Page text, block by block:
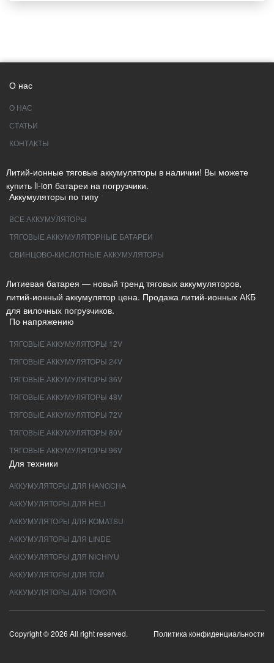
О нас
О НАС
СТАТЬИ
КОНТАКТЫ
Литий-ионные тяговые аккумуляторы в наличии! Вы можете
купить li-ion батареи на погрузчики.
Аккумуляторы по типу
ВСЕ АККУМУЛЯТОРЫ
ТЯГОВЫЕ АККУМУЛЯТОРНЫЕ БАТАРЕИ
СВИНЦОВО-КИСЛОТНЫЕ АККУМУЛЯТОРЫ
Литиевая батарея — новый тренд тяговых аккумуляторов,
литий-ионный аккумулятор цена. Продажа литий-ионных АКБ
для вилочных погрузчиков.
По напряжению
ТЯГОВЫЕ АККУМУЛЯТОРЫ 12V
ТЯГОВЫЕ АККУМУЛЯТОРЫ 24V
ТЯГОВЫЕ АККУМУЛЯТОРЫ 36V
ТЯГОВЫЕ АККУМУЛЯТОРЫ 48V
ТЯГОВЫЕ АККУМУЛЯТОРЫ 72V
ТЯГОВЫЕ АККУМУЛЯТОРЫ 80V
ТЯГОВЫЕ АККУМУЛЯТОРЫ 96V
Для техники
АККУМУЛЯТОРЫ ДЛЯ HANGCHA
АККУМУЛЯТОРЫ ДЛЯ HELI
АККУМУЛЯТОРЫ ДЛЯ KOMATSU
АККУМУЛЯТОРЫ ДЛЯ LINDE
АККУМУЛЯТОРЫ ДЛЯ NICHIYU
АККУМУЛЯТОРЫ ДЛЯ TCM
АККУМУЛЯТОРЫ ДЛЯ TOYOTA
Copyright © 2026 All right reserved. Политика конфиденциальности